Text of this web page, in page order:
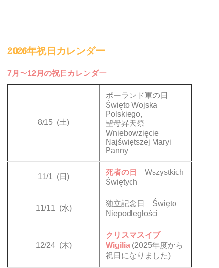
2026年祝日カレンダー
7月〜12月の祝日カレンダー
8/15 (土)
ポーランド軍の日
Święto Wojska
Polskiego,
聖母昇天祭
Wniebowzięcie
Najświętszej Maryi
Panny
11/1 (日)
死者の日
Wszystkich
Świętych
11/11 (水)
独立記念日 Święto
Niepodległości
12/24 (木)
クリスマスイブ
Wigilia (2025年度から
祝日になりました)